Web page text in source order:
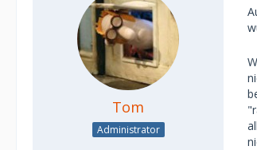
Tom
Administrator